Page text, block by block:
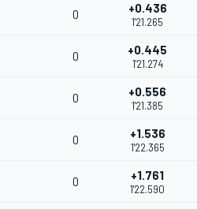
0 +0.436
1'21.265
0 +0.445
1'21.274
0 +0.556
1'21.385
0 +1.536
1'22.365
0 +1.761
1'22.590